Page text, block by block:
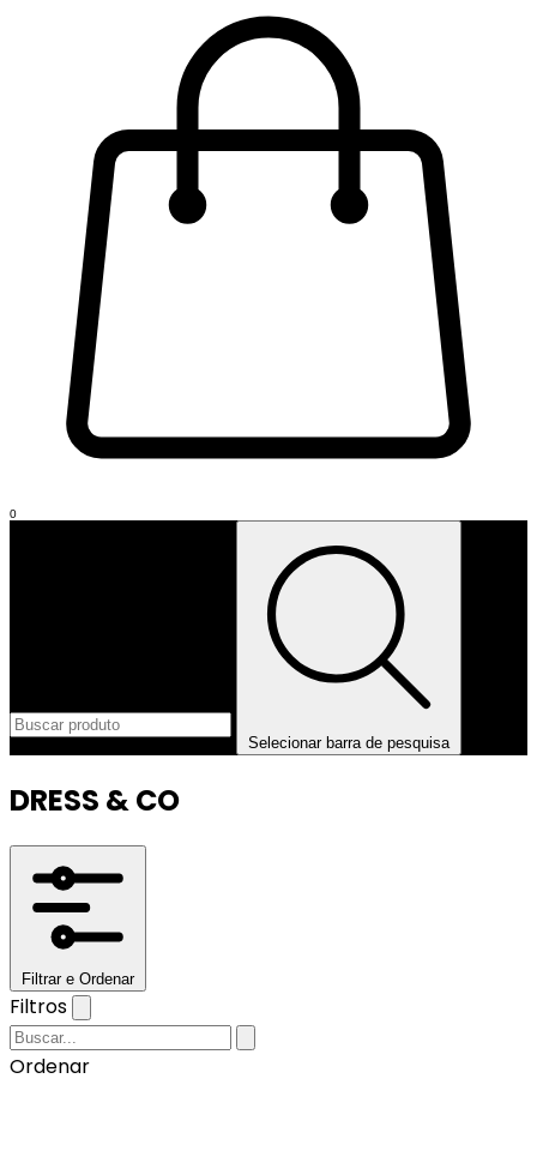
0
Selecionar barra de pesquisa
DRESS & CO
Filtrar e Ordenar
Filtros
Ordenar